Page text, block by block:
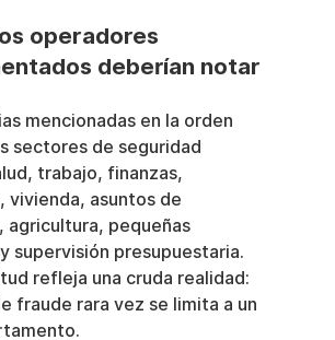
operadores
deberían notar
mencionadas en la orden
sectores de seguridad
trabajo, finanzas,
vivienda, asuntos de
agricultura, pequeñas
supervisión presupuestaria.
refleja una cruda realidad:
fraude rara vez se limita a un